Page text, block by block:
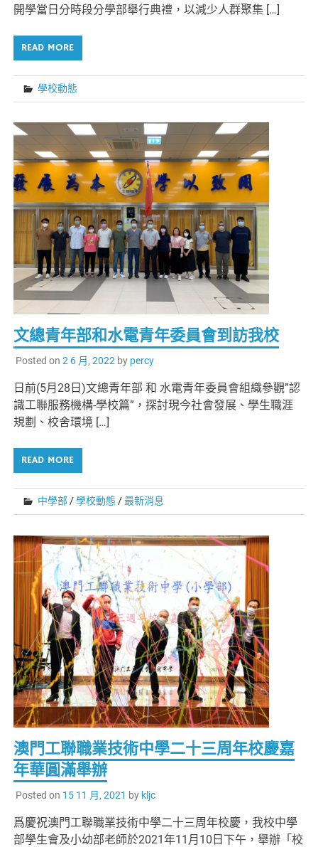
開學當日分時段分學部舉行典禮，以減少人群聚集 […]
READ MORE
學校動態
文總青年部和水電青年委員會到訪我校
Posted on 2 6 月, 2022by percy
日前(5月28日)文總青年部 和 水電青年委員會組織參觀”認
識工聯服務機構-學校篇”，探討現今社會發展、學生職涯
規劃、校舍環境 […]
READ MORE
中學部/學校動態 /最新消息
澳門工聯職業技術中學二十三周年校慶嘉
年華圓滿舉辦
Posted on 15 11 月, 2021 by kljc
爲慶祝澳門工聯職業技術中學二十三周年校慶，我校中學
部學生會及小幼部老師於2021年11月10日下午，舉辦「校